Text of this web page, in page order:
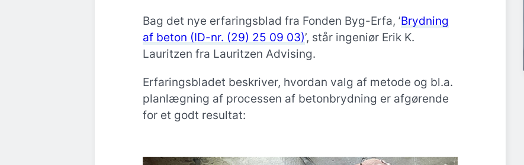
Bag det nye erfaringsblad fra Fonden Byg-Erfa, ’Brydning
af beton (ID-nr. (29) 25 09 03)’, står ingeniør Erik K.
Lauritzen fra Lauritzen Advising.
Erfaringsbladet beskriver, hvordan valg af metode og bl.a.
planlægning af processen af betonbrydning er afgørende
for et godt resultat: